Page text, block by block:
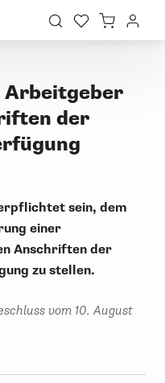
der
sein, dem
einer
Anschriften der
zu stellen.
vom 10. August